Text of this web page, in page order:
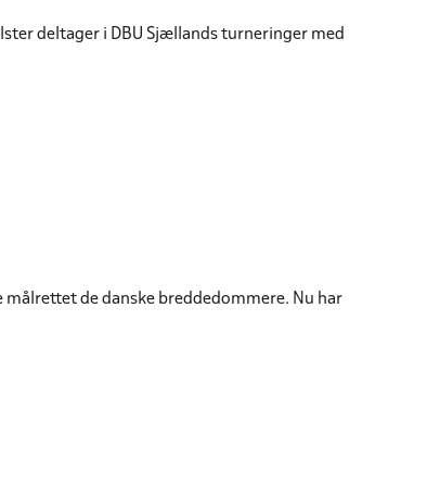
deltager i DBU Sjællands turneringer med
målrettet de danske breddedommere. Nu har